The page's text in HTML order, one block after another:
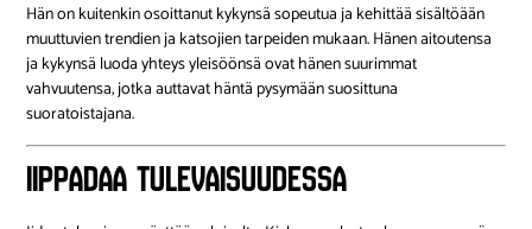
Hän on kuitenkin osoittanut kykynsä sopeutua ja kehittää sisältöään
muuttuvien trendien ja katsojien tarpeiden mukaan. Hänen aitoutensa
ja kykynsä luoda yhteys yleisöönsä ovat hänen suurimmat
vahvuutensa, jotka auttavat häntä pysymään suosittuna
suoratoistajana.
Iippadaa Tulevaisuudessa